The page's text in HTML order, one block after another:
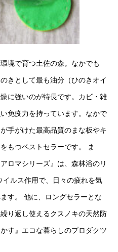
境で育つ土佐の森。なかでも
きとして最も油分（ひのきオイ
に強いのが特長です。カビ・雑
免疫力を持っています。なかで
手がけた最高品質のまな板やキ
もつベストセラーです。 ま
ロマシリーズ』は、森林浴のリ
イルス作用で、日々の疲れを気
す。 他に、ロングセラーとな
り返し使えるクスノキの天然防
す』エコな暮らしのプロダクツ